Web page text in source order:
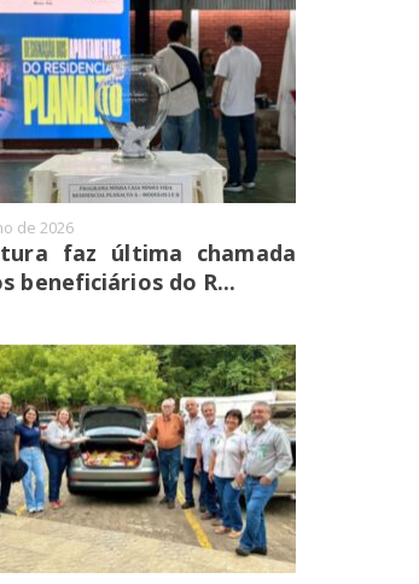
de 2026
faz última chamada
beneficiários do R...